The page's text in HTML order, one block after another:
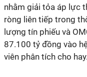
nhằm giải tỏa áp lực
ròng liên tiếp trong
lượng tín phiếu và
87.100 tỷ đồng vào
viên phân tích cho hay.